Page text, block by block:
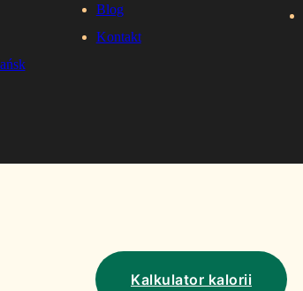
Blog
Kontakt
Kalkulator kalorii